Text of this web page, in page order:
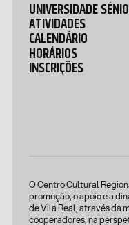
UNIVERSIDADE
ATIVIDADES
CALENDÁRIO
HORÁRIOS
INSCRIÇÕES
O Centro Cultural
promoção, o apoio e a
de Vila Real, através da
cooperadores, na